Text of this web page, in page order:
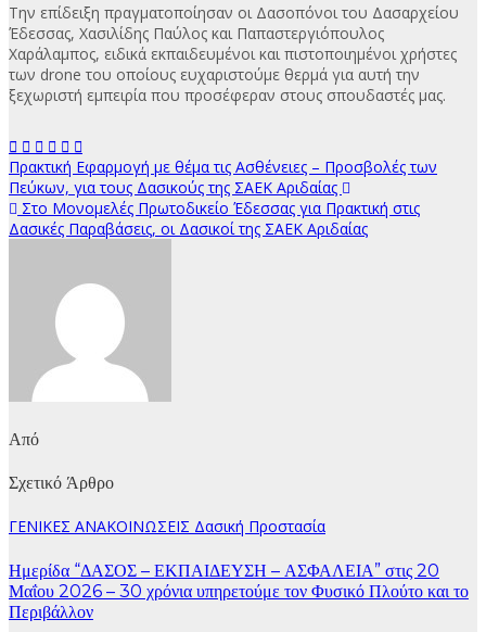
Την επίδειξη πραγματοποίησαν οι Δασοπόνοι του Δασαρχείου
Έδεσσας, Χασιλίδης Παύλος και Παπαστεργιόπουλος
Χαράλαμπος, ειδικά εκπαιδευμένοι και πιστοποιημένοι χρήστες
των drone του οποίους ευχαριστούμε θερμά για αυτή την
ξεχωριστή εμπειρία που προσέφεραν στους σπουδαστές μας.
Πλοήγηση
άρθρων
Πρακτική Εφαρμογή με θέμα τις Ασθένειες – Προσβολές των
Πεύκων, για τους Δασικούς της ΣΑΕΚ Αριδαίας
Στο Μονομελές Πρωτοδικείο Έδεσσας για Πρακτική στις
Δασικές Παραβάσεις, οι Δασικοί της ΣΑΕΚ Αριδαίας
Από
Σχετικό Άρθρο
ΓΕΝΙΚΕΣ ΑΝΑΚΟΙΝΩΣΕΙΣ Δασική Προστασία
Ημερίδα “ΔΑΣΟΣ – ΕΚΠΑΙΔΕΥΣΗ – ΑΣΦΑΛΕΙΑ” στις 20
Μαΐου 2026 – 30 χρόνια υπηρετούμε τον Φυσικό Πλούτο και το
Περιβάλλον